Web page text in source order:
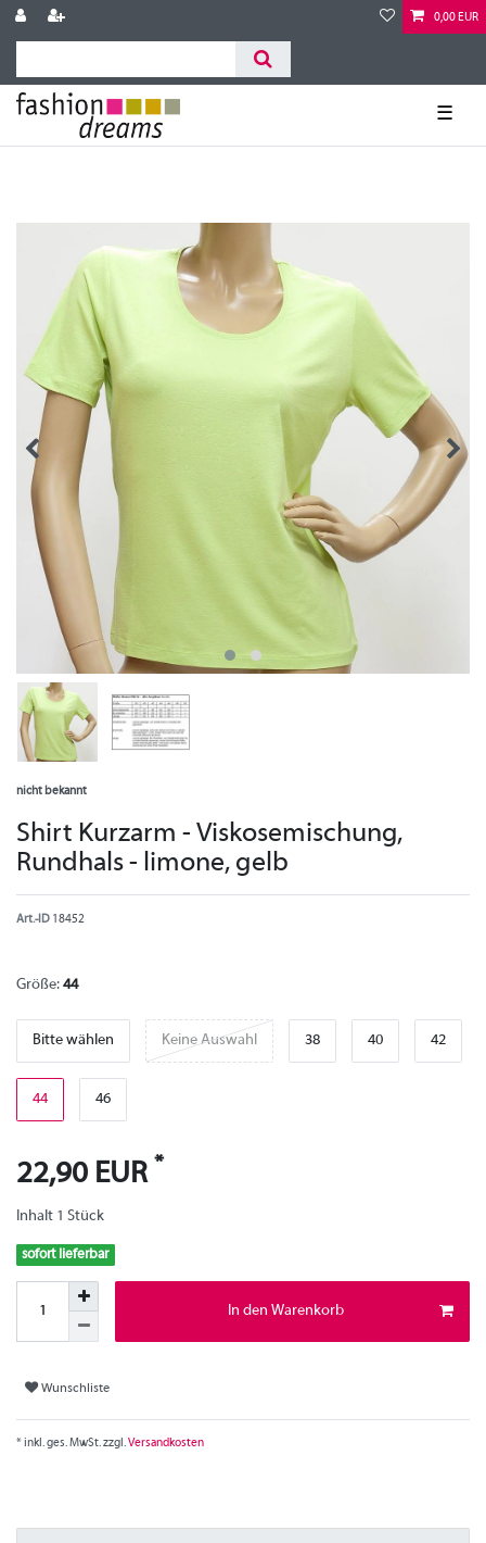
0,00 EUR
☰
nicht bekannt
Shirt Kurzarm - Viskosemischung,
Rundhals - limone, gelb
Art.-ID 18452
Größe: 44
Bitte wählen Keine Auswahl 38 40 42
44 46
22,90 EUR *
Inhalt 1 Stück
sofort lieferbar
In den Warenkorb
Wunschliste
* inkl. ges. MwSt. zzgl.Versandkosten